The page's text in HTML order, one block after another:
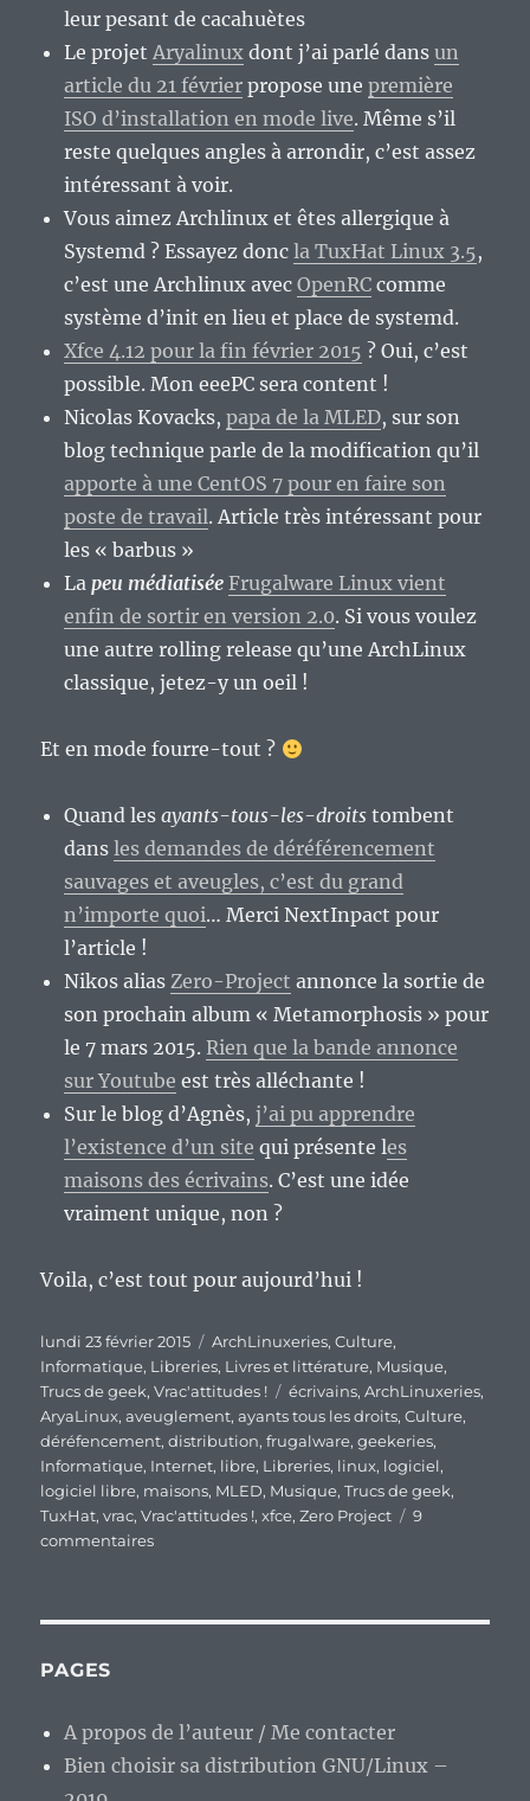
leur pesant de cacahuètes
Le projetAryalinux dont j’ai parlé dansun
article du 21 février propose unepremière
ISO d’installation en mode live. Même s’il
reste quelques angles à arrondir, c’est assez
intéressant à voir.
Vous aimez Archlinux et êtes allergique à
Systemd ? Essayez doncla TuxHat Linux 3.5,
c’est une Archlinux avecOpenRC comme
système d’init en lieu et place de systemd.
Xfce 4.12 pour la fin février 2015 ? Oui, c’est
possible. Mon eeePC sera content !
Nicolas Kovacks,papa de la MLED, sur son
blog technique parle de la modification qu’il
apporte à une CentOS 7 pour en faire son
poste de travail. Article très intéressant pour
les « barbus »
Lapeu médiatisée Frugalware Linux vient
enfin de sortir en version 2.0. Si vous voulez
une autre rolling release qu’une ArchLinux
classique, jetez-y un oeil !
Et en mode fourre-tout ?
Quand lesayants-tous-les-droits tombent
dansles demandes de déréférencement
sauvages et aveugles, c’est du grand
n’importe quoi… Merci NextInpact pour
l’article !
Nikos aliasZero-Project annonce la sortie de
son prochain album « Metamorphosis » pour
le 7 mars 2015.Rien que la bande annonce
sur Youtube est très alléchante !
Sur le blog d’Agnès,j’ai pu apprendre
l’existence d’un site qui présente les
maisons des écrivains. C’est une idée
vraiment unique, non ?
Voila, c’est tout pour aujourd’hui !
Publié
le
lundi 23 février 2015 Catégories
ArchLinuxeries,Culture,
Informatique, Libreries, Livres et littérature, Musique,
Trucs de geek,Vrac'attitudes ! Étiquettes
écrivains,ArchLinuxeries,
AryaLinux,aveuglement,ayants tous les droits,Culture,
déréfencement,distribution,frugalware,geekeries,
Informatique, Internet, libre, Libreries, linux, logiciel,
logiciel libre, maisons, MLED, Musique,Trucs de geek,
TuxHat,vrac,Vrac'attitudes !,xfce,Zero Project
9
commentairessur
PAGES
A propos de l’auteur / Me contacter
Bien choisir sa distribution GNU/Linux –